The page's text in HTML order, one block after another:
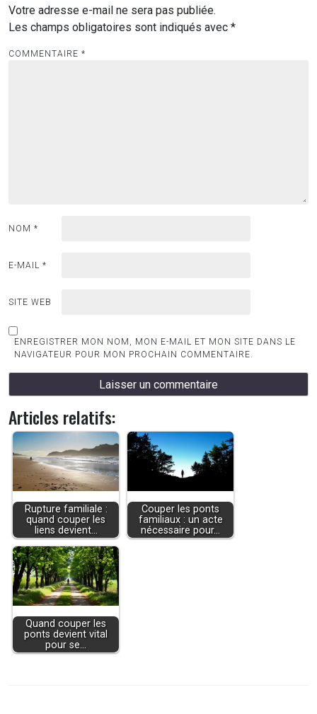
Votre adresse e-mail ne sera pas publiée.
Les champs obligatoires sont indiqués avec *
COMMENTAIRE *
NOM *
E-MAIL *
SITE WEB
ENREGISTRER MON NOM, MON E-MAIL ET MON SITE DANS LE
NAVIGATEUR POUR MON PROCHAIN COMMENTAIRE.
Articles relatifs:
Rupture familiale :
quand couper les
liens devient…
Couper les ponts
familiaux : un acte
nécessaire pour…
Quand couper les
ponts devient vital
pour se…